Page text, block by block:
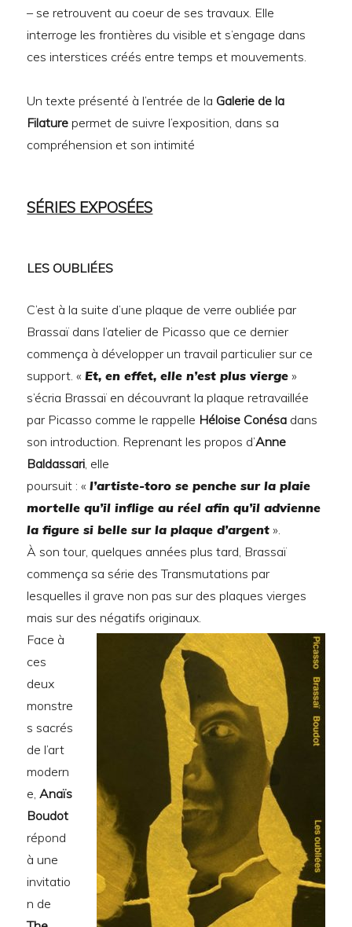
– se retrouvent au coeur de ses travaux. Elle
interroge les frontières du visible et s’engage dans
ces interstices créés entre temps et mouvements.
Un texte présenté à l’entrée de la Galerie de la
Filature permet de suivre l’exposition, dans sa
compréhension et son intimité
SÉRIES EXPOSÉES
LES OUBLIÉES
C’est à la suite d’une plaque de verre oubliée par
Brassaï dans l’atelier de Picasso que ce dernier
commença à développer un travail particulier sur ce
support. «Et, en effet, elle n’est plus vierge »
s’écria Brassaï en découvrant la plaque retravaillée
par Picasso comme le rappelle Héloise Conésa dans
son introduction. Reprenant les propos d’Anne
Baldassari, elle
poursuit : «l’artiste-toro se penche sur la plaie
mortelle qu’il inflige au réel afin qu’il advienne
la figure si belle sur la plaque d’argent ».
À son tour, quelques années plus tard, Brassaï
commença sa série des Transmutations par
lesquelles il grave non pas sur des plaques vierges
mais sur des négatifs originaux.
Face à
ces
deux
monstre
s sacrés
de l’art
modern
e,Anaïs
Boudot
répond
à une
invitatio
n de